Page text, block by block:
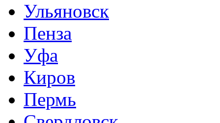
Ульяновск
Пенза
Уфа
Киров
Пермь